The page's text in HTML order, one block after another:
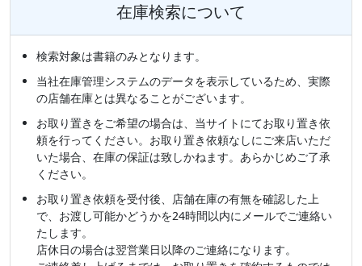
在庫検索について
検索対象は書籍のみとなります。
当社在庫管理システムのデータを表示しているため、実際
の店舗在庫とは異なることがございます。
お取り置きをご希望の場合は、当サイトにてお取り置き依
頼を行ってください。お取り置き依頼なしにご来店いただ
いた場合、在庫の保証は致しかねます。あらかじめご了承
ください。
お取り置き依頼を受付後、店舗在庫の有無を確認した上
で、お渡し可能かどうかを24時間以内にメールでご連絡い
たします。
店休日の場合は翌営業日以降のご連絡になります。